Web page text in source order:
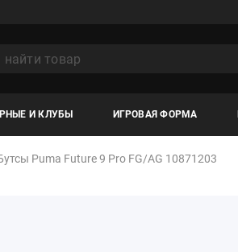
И КЛУБЫ ИГРОВАЯ ФОРМА
Puma Future 9 Pro FG/AG 10871203